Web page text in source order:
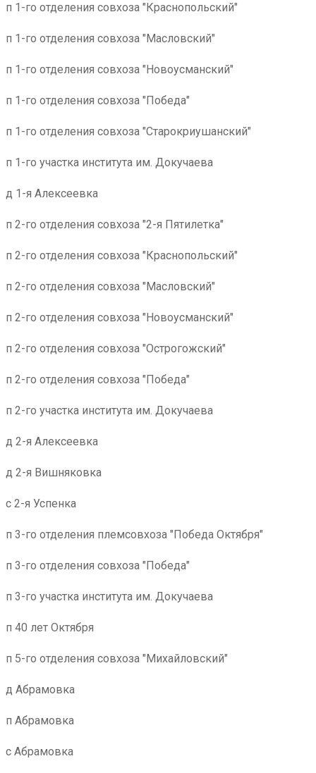
п 1-го отделения совхоза "Краснопольский"
п 1-го отделения совхоза "Масловский"
п 1-го отделения совхоза "Новоусманский"
п 1-го отделения совхоза "Победа"
п 1-го отделения совхоза "Старокриушанский"
п 1-го участка института им. Докучаева
д 1-я Алексеевка
п 2-го отделения совхоза "2-я Пятилетка"
п 2-го отделения совхоза "Краснопольский"
п 2-го отделения совхоза "Масловский"
п 2-го отделения совхоза "Новоусманский"
п 2-го отделения совхоза "Острогожский"
п 2-го отделения совхоза "Победа"
п 2-го участка института им. Докучаева
д 2-я Алексеевка
д 2-я Вишняковка
с 2-я Успенка
п 3-го отделения племсовхоза "Победа Октября"
п 3-го отделения совхоза "Победа"
п 3-го участка института им. Докучаева
п 40 лет Октября
п 5-го отделения совхоза "Михайловский"
д Абрамовка
п Абрамовка
с Абрамовка